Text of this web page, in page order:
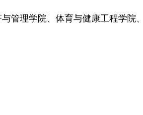
管理学院、体育与健康工程学